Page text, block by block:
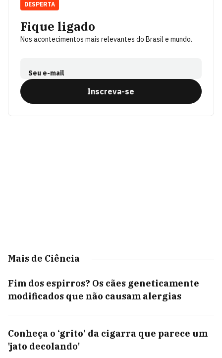
Fique ligado
Nos acontecimentos mais relevantes do Brasil e mundo.
Seu e-mail
Inscreva-se
DESPERTA
Mais de Ciência
Fim dos espirros? Os cães geneticamente
modificados que não causam alergias
Conheça o ‘grito’ da cigarra que parece um
'jato decolando'